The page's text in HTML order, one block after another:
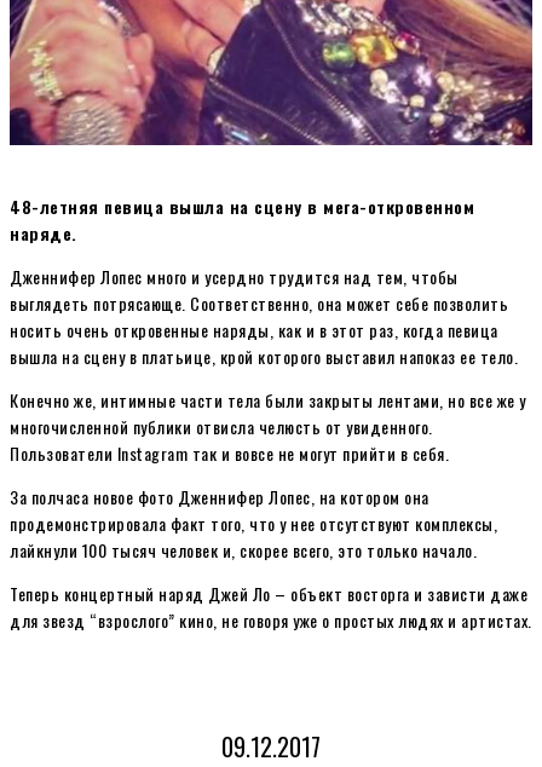
48-летняя певица вышла на сцену в мега-откровенном
наряде.
Дженнифер Лопес много и усердно трудится над тем, чтобы
выглядеть потрясающе. Соответственно, она может себе позволить
носить очень откровенные наряды, как и в этот раз, когда певица
вышла на сцену в платьице, крой которого выставил напоказ ее тело.
Конечно же, интимные части тела были закрыты лентами, но все же у
многочисленной публики отвисла челюсть от увиденного.
Пользователи Instagram так и вовсе не могут прийти в себя.
За полчаса новое фото Дженнифер Лопес, на котором она
продемонстрировала факт того, что у нее отсутствуют комплексы,
лайкнули 100 тысяч человек и, скорее всего, это только начало.
Теперь концертный наряд Джей Ло – объект восторга и зависти даже
для звезд “взрослого” кино, не говоря уже о простых людях и артистах.
09.12.2017